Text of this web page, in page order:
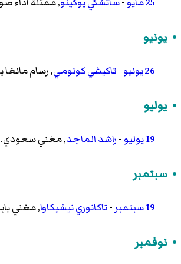
يونيو
26 يونيو -تاكيشي كونومي, رسام مانغا
يوليو
19 يوليو -راشد الماجد, مغني سعودي.
سبتمبر
19 سبتمبر -تاكانوري نيشيكاوا, مغني
نوفمبر